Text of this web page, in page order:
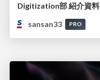
Digitization部 紹介資料
sansan33
PRO